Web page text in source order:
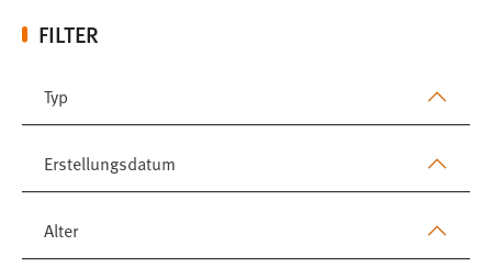
FILTER
Typ
Erstellungsdatum
Alter